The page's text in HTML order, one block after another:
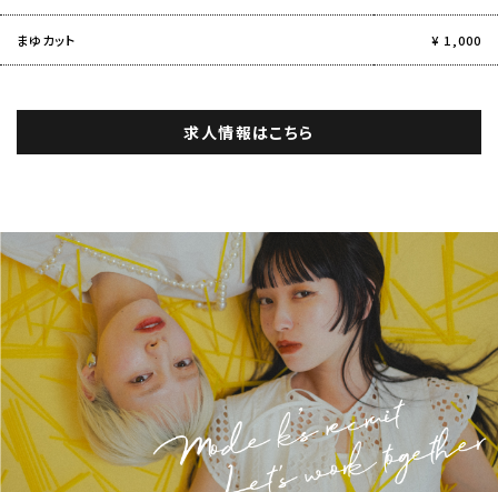
まゆカット ¥ 1,000
求人情報はこちら